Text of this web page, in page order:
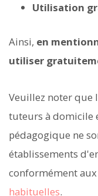
Utilisation
Ainsi, en
utiliser
Veuillez noter que
tuteurs à domicile
pédagogique ne
établissements
conformément aux
habituelles.